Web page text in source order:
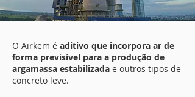
O Airkem é aditivo que incorpora ar de
forma previsível para a produção de
argamassa estabilizada e outros tipos de
concreto leve.